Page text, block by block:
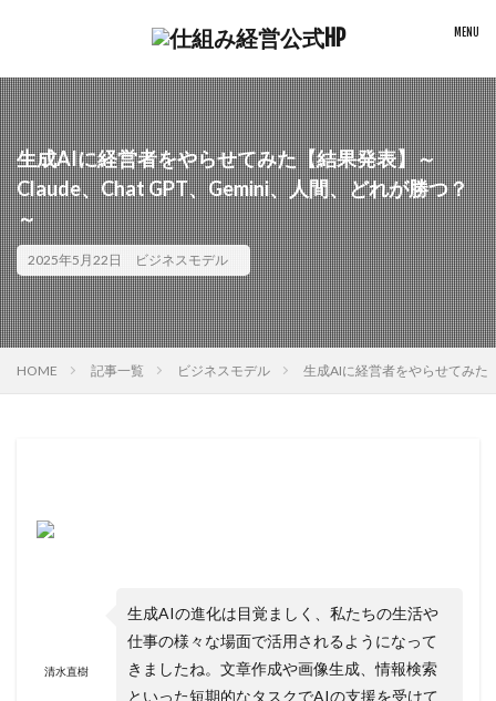
生成AIに経営者をやらせてみた【結果発表】～
Claude、Chat GPT、Gemini、人間、どれが勝つ？
～
2025年5月22日 ビジネスモデル
HOME 記事一覧 ビジネスモデル 生成AIに経営者をやらせてみた
清水直樹
生成AIの進化は目覚ましく、私たちの生活や
仕事の様々な場面で活用されるようになって
きましたね。文章作成や画像生成、情報検索
といった短期的なタスクでAIの支援を受けて